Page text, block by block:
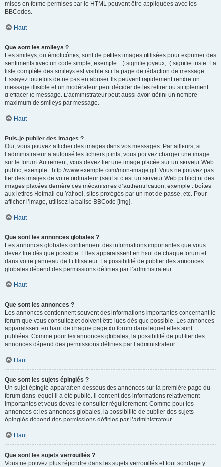
mises en forme permises par le HTML peuvent être appliquées avec les
BBCodes.
Haut
Que sont les smileys ?
Les smileys, ou émoticônes, sont de petites images utilisées pour exprimer des
sentiments avec un code simple, exemple : :) signifie joyeux, :( signifie triste. La
liste complète des smileys est visible sur la page de rédaction de message.
Essayez toutefois de ne pas en abuser. Ils peuvent rapidement rendre un
message illisible et un modérateur peut décider de les retirer ou simplement
d’effacer le message. L’administrateur peut aussi avoir défini un nombre
maximum de smileys par message.
Haut
Puis-je publier des images ?
Oui, vous pouvez afficher des images dans vos messages. Par ailleurs, si
l’administrateur a autorisé les fichiers joints, vous pouvez charger une image
sur le forum. Autrement, vous devez lier une image placée sur un serveur Web
public, exemple : http://www.exemple.com/mon-image.gif. Vous ne pouvez pas
lier des images de votre ordinateur (sauf si c’est un serveur Web public) ni des
images placées derrière des mécanismes d’authentification, exemple : boîtes
aux lettres Hotmail ou Yahoo!, sites protégés par un mot de passe, etc. Pour
afficher l’image, utilisez la balise BBCode [img].
Haut
Que sont les annonces globales ?
Les annonces globales contiennent des informations importantes que vous
devez lire dès que possible. Elles apparaissent en haut de chaque forum et
dans votre panneau de l’utilisateur. La possibilité de publier des annonces
globales dépend des permissions définies par l’administrateur.
Haut
Que sont les annonces ?
Les annonces contiennent souvent des informations importantes concernant le
forum que vous consultez et doivent être lues dès que possible. Les annonces
apparaissent en haut de chaque page du forum dans lequel elles sont
publiées. Comme pour les annonces globales, la possibilité de publier des
annonces dépend des permissions définies par l’administrateur.
Haut
Que sont les sujets épinglés ?
Un sujet épinglé apparaît en dessous des annonces sur la première page du
forum dans lequel il a été publié. il contient des informations relativement
importantes et vous devez le consulter régulièrement. Comme pour les
annonces et les annonces globales, la possibilité de publier des sujets
épinglés dépend des permissions définies par l’administrateur.
Haut
Que sont les sujets verrouillés ?
Vous ne pouvez plus répondre dans les sujets verrouillés et tout sondage y